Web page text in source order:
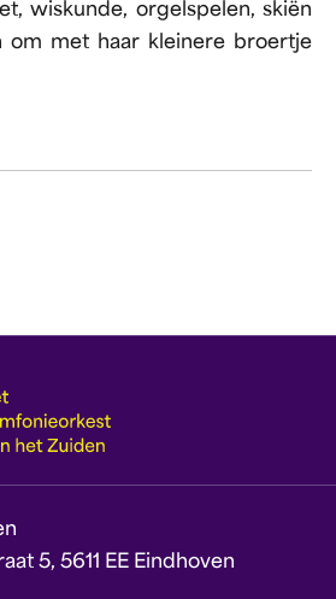
wiskunde, orgelspelen, skiën
om met haar kleinere broertje
5, 5611 EE Eindhoven